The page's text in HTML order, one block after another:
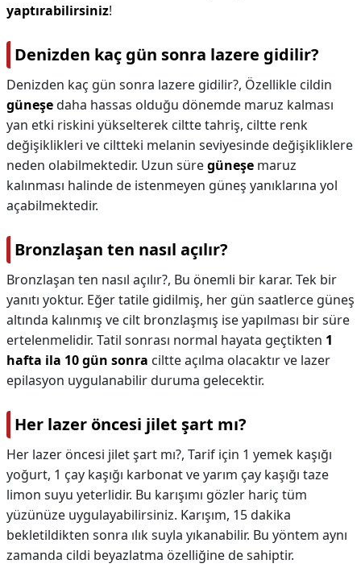
yaptırabilirsiniz!
Denizden kaç gün sonra lazere gidilir?
Denizden kaç gün sonra lazere gidilir?, Özellikle cildin
güneşedaha hassas olduğu dönemde maruz kalması
yan etki riskini yükselterek ciltte tahriş, ciltte renk
değişiklikleri ve ciltteki melanin seviyesinde değişikliklere
neden olabilmektedir. Uzun süregüneşe maruz
kalınması halinde de istenmeyen güneş yanıklarına yol
açabilmektedir.
Bronzlaşan ten nasıl açılır?
Bronzlaşan ten nasıl açılır?, Bu önemli bir karar. Tek bir
yanıtı yoktur. Eğer tatile gidilmiş, her gün saatlerce güneş
altında kalınmış ve cilt bronzlaşmış ise yapılması bir süre
ertelenmelidir. Tatil sonrası normal hayata geçtikten 1
hafta ila 10 gün sonra ciltte açılma olacaktır ve lazer
epilasyon uygulanabilir duruma gelecektir.
Her lazer öncesi jilet şart mı?
Her lazer öncesi jilet şart mı?, Tarif için 1 yemek kaşığı
yoğurt, 1 çay kaşığı karbonat ve yarım çay kaşığı taze
limon suyu yeterlidir. Bu karışımı gözler hariç tüm
yüzünüze uygulayabilirsiniz. Karışım, 15 dakika
bekletildikten sonra ılık suyla yıkanabilir. Bu yöntem aynı
zamanda cildi beyazlatma özelliğine de sahiptir.